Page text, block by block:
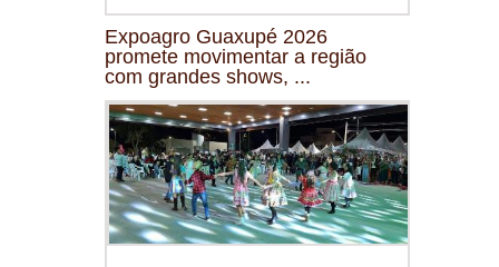
Expoagro Guaxupé 2026
promete movimentar a região
com grandes shows, ...